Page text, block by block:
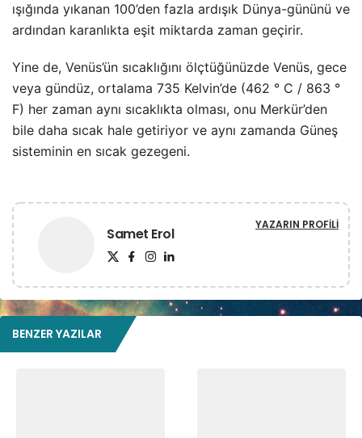
ışığında yıkanan 100’den fazla ardışık Dünya-gününü ve
ardından karanlıkta eşit miktarda zaman geçirir.
Yine de, Venüs’ün sıcaklığını ölçtüğünüzde Venüs, gece
veya gündüz, ortalama 735 Kelvin’de (462 ° C / 863 °
F) her zaman aynı sıcaklıkta olması, onu Merkür’den
bile daha sıcak hale getiriyor ve aynı zamanda Güneş
sisteminin en sıcak gezegeni.
Samet Erol YAZARIN PROFILI
BENZER YAZILAR